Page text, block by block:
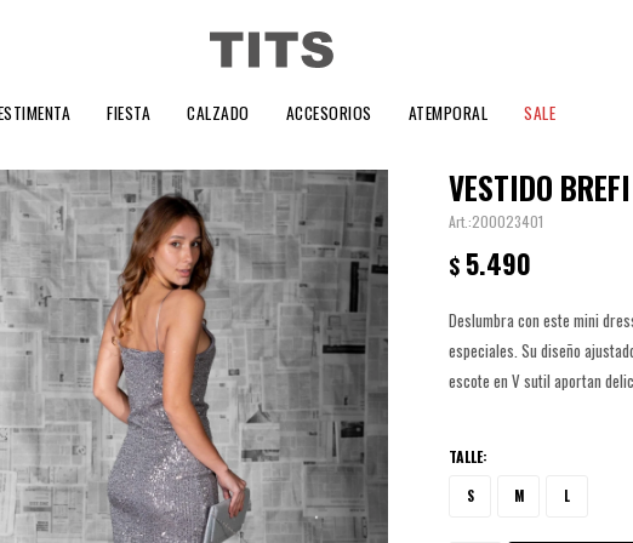
FIESTA CALZADO ACCESORIOS ATEMPORAL SALE
VESTIDO
200023401
$ 5.490
Deslumbra con este mini
especiales. Su diseño
escote en V sutil aportan
TALLE:
S M L